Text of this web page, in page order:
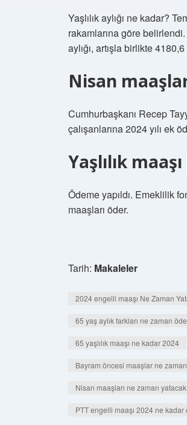
Yaşlılık aylığı ne kadar?
rakamlarına göre
aylığı, artışla birlikte 4180,6
Nisan
Cumhurbaşkanı Recep
çalışanlarına 2024 yılı ek
Yaşlılık
Ödeme yapıldı. Emeklilik
maaşları öder.
Tarih: Makaleler
2024 engelli maaşı Ne Zaman
65 yaş aylık farkları ne zaman
65 yaşlılık maaşı ne kadar 2024
Bayram öncesi maaşlar ne
Nisan maaşları ne zaman
PTT engelli maaşı 2024 ne kadar